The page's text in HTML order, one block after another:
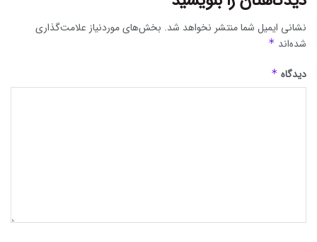
نشانی ایمیل شما منتشر نخواهد شد. بخش‌های موردنیاز علامت‌گذاری
شده‌اند *
دیدگاه *